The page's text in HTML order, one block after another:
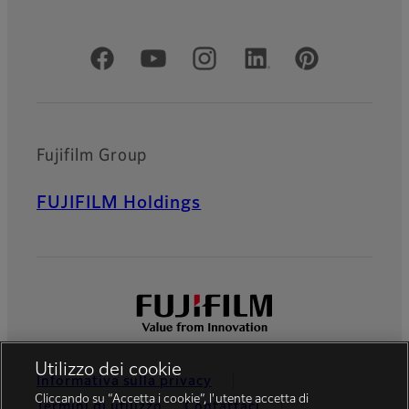
Social media ufficiali
Fujifilm Group
FUJIFILM Holdings
Informativa sulla privacy
Utilizzo dei cookie
Cliccando su “Accetta i cookie”, l'utente accetta di